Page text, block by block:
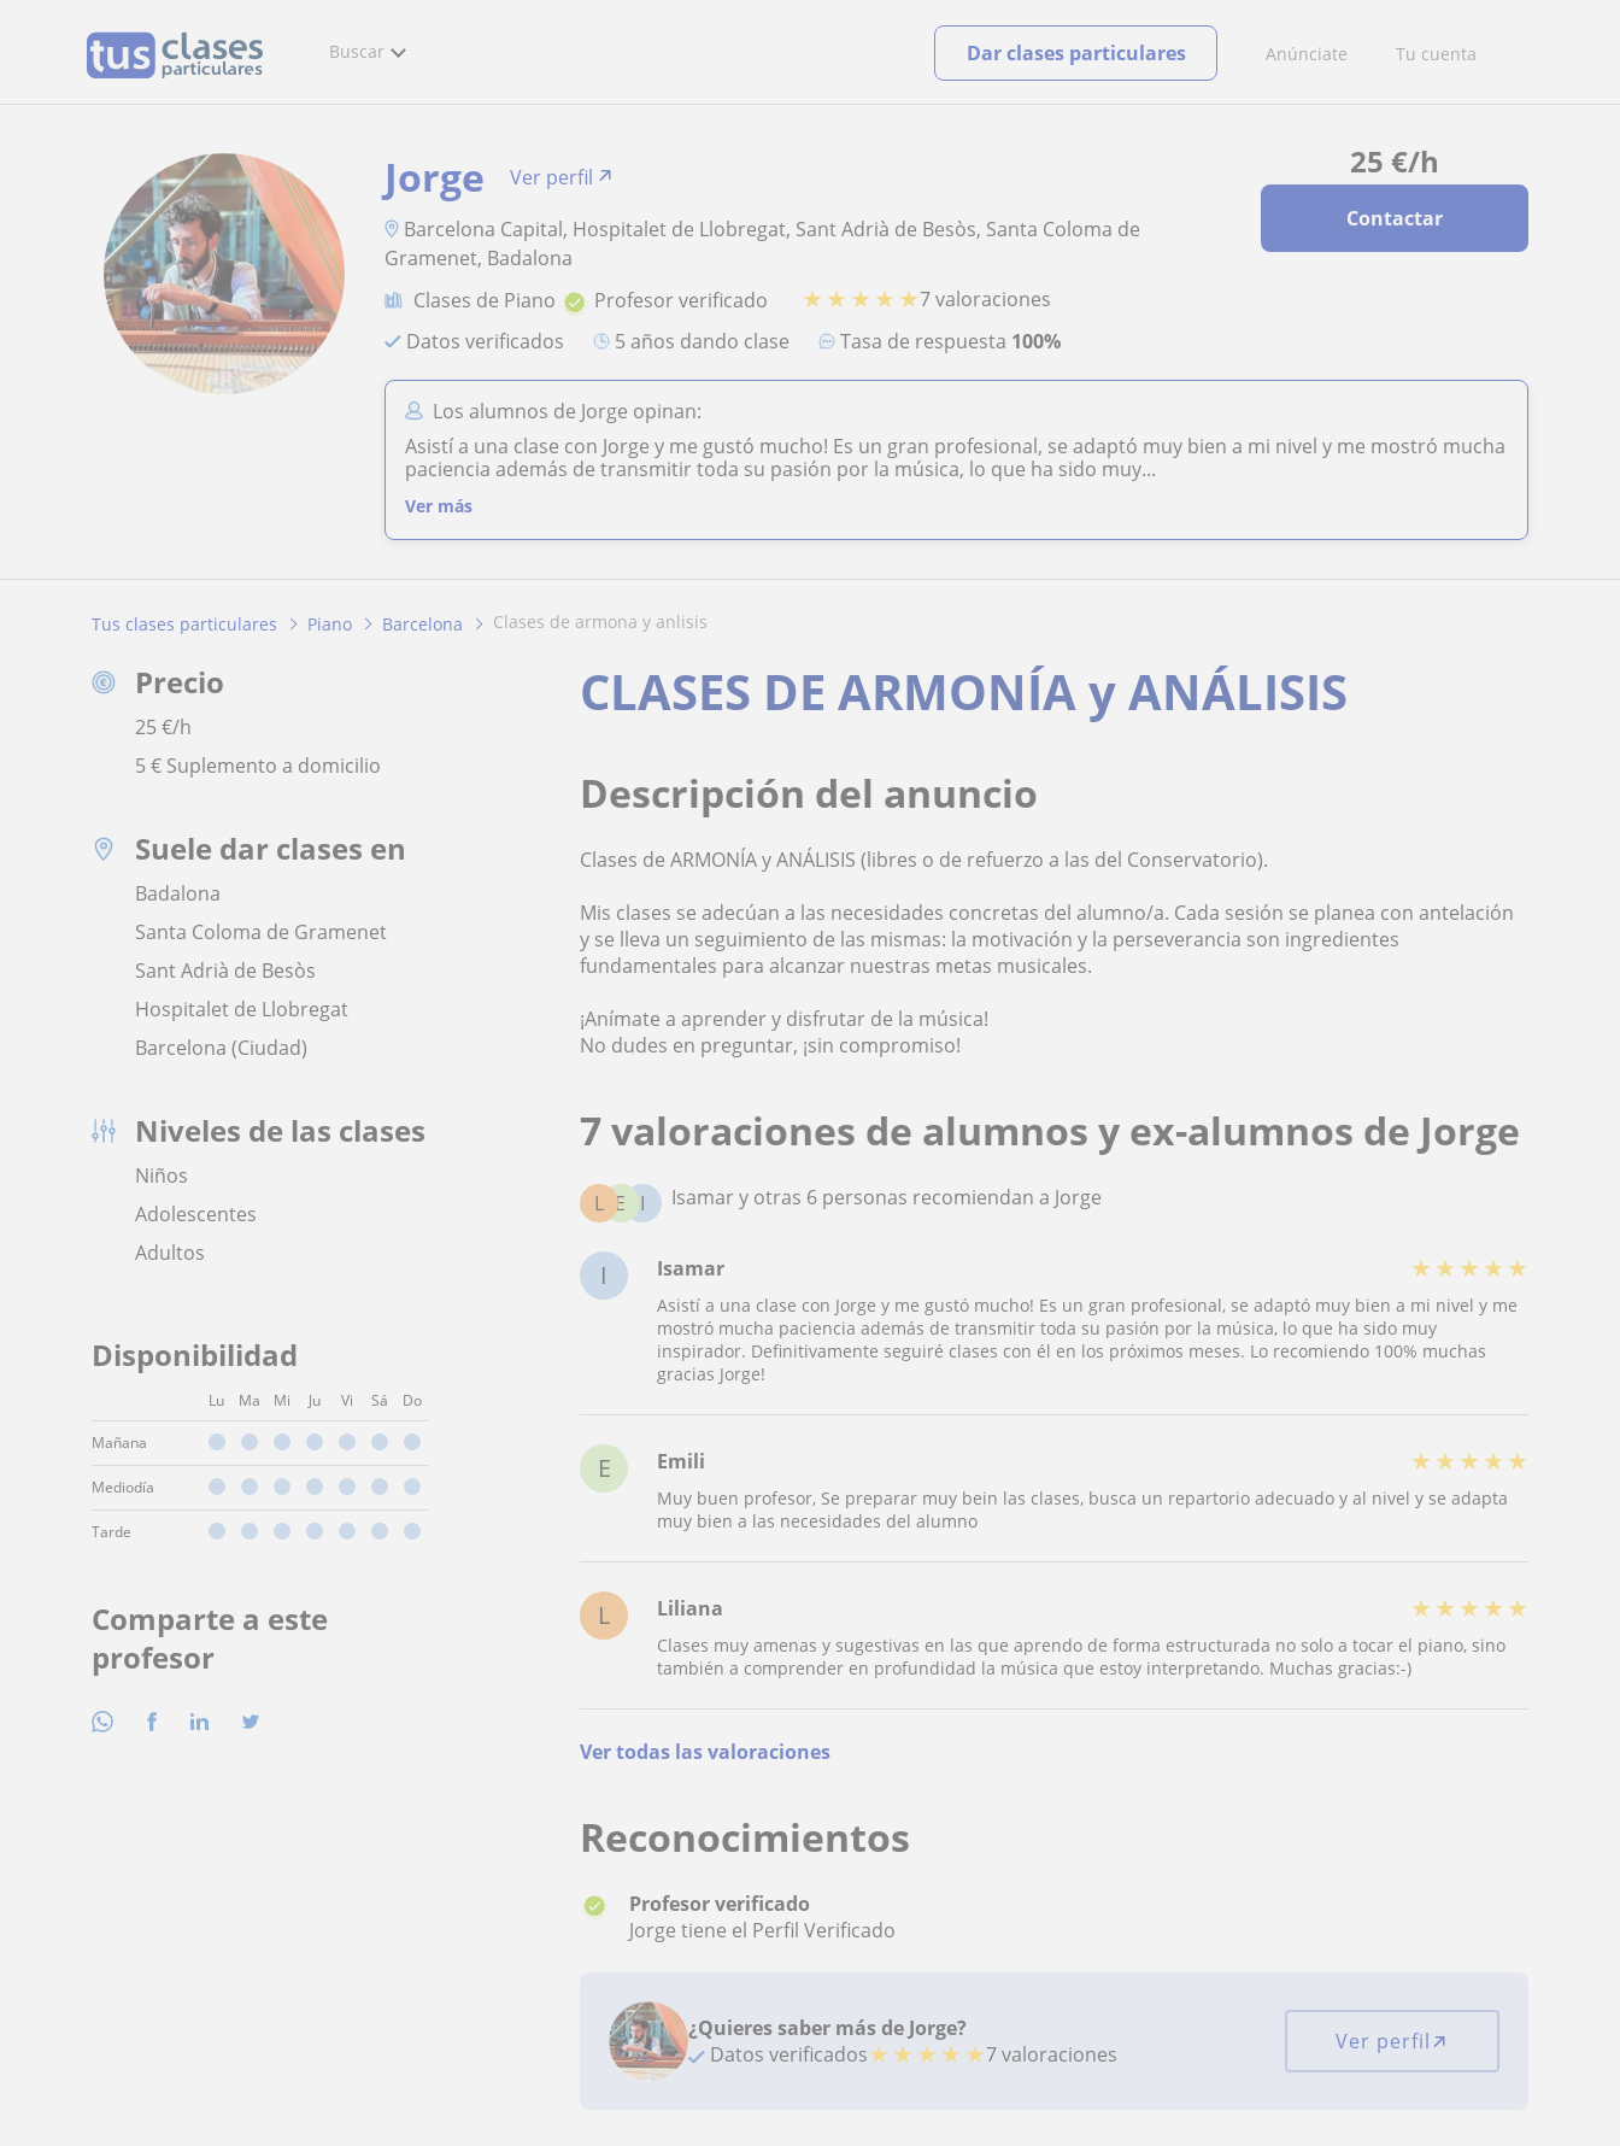
Buscar Anúnciate Tu cuenta
Dar clases particulares
25 €/h
Contactar
Jorge
Ver perfil
Barcelona Capital, Hospitalet de Llobregat, Sant Adrià de Besòs, Santa Coloma de
Gramenet, Badalona
Clases de Piano
Profesor verificado ★ ★ ★ ★ ★7 valoraciones
Datos verificados
5 años dando clase Tasa de respuesta 100%
Los alumnos de Jorge opinan:
Asistí a una clase con Jorge y me gustó mucho! Es un gran profesional, se adaptó muy bien a mi nivel y me mostró mucha
paciencia además de transmitir toda su pasión por la música, lo que ha sido muy...
Ver más
Tus clases particulares Piano Barcelona clases de armona y anlisis
Precio
25€/h
5 € Suplemento a domicilio
Suele dar clases en
Badalona
Santa Coloma de Gramenet
Sant Adrià de Besòs
Hospitalet de Llobregat
Barcelona (Ciudad)
Niveles de las clases
Niños
Adolescentes
Adultos
Disponibilidad
Lu Ma Mi Ju Vi Sá Do
Mañana
Mediodía
Tarde
Comparte a este
profesor
CLASES DE ARMONÍA y ANÁLISIS
Descripción del anuncio
Clases de ARMONÍA y ANÁLISIS (libres o de refuerzo a las del Conservatorio).
Mis clases se adecúan a las necesidades concretas del alumno/a. Cada sesión se planea con antelación
y se lleva un seguimiento de las mismas: la motivación y la perseverancia son ingredientes
fundamentales para alcanzar nuestras metas musicales.
¡Anímate a aprender y disfrutar de la música!
No dudes en preguntar, ¡sin compromiso!
7 valoraciones de alumnos y ex-alumnos de Jorge
I
E
L Isamar y otras 6 personas recomiendan a Jorge
I Isamar ★ ★ ★ ★ ★
Asistí a una clase con Jorge y me gustó mucho! Es un gran profesional, se adaptó muy bien a mi nivel y me
mostró mucha paciencia además de transmitir toda su pasión por la música, lo que ha sido muy
inspirador. Definitivamente seguiré clases con él en los próximos meses. Lo recomiendo 100% muchas
gracias Jorge!
E Emili ★ ★ ★ ★ ★
Muy buen profesor, Se preparar muy bein las clases, busca un repartorio adecuado y al nivel y se adapta
muy bien a las necesidades del alumno
L Liliana ★ ★ ★ ★ ★
Clases muy amenas y sugestivas en las que aprendo de forma estructurada no solo a tocar el piano, sino
también a comprender en profundidad la música que estoy interpretando. Muchas gracias:-)
Ver todas las valoraciones
Reconocimientos
Profesor verificado
Jorge tiene el Perfil Verificado
¿Quieres saber más de Jorge?
Datos verificados★ ★ ★ ★ ★7 valoraciones Ver perfil